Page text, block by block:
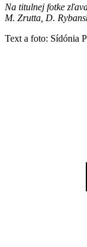
Na titulnej fotke
M. Zrutta, D.
Text a foto: Sídónia